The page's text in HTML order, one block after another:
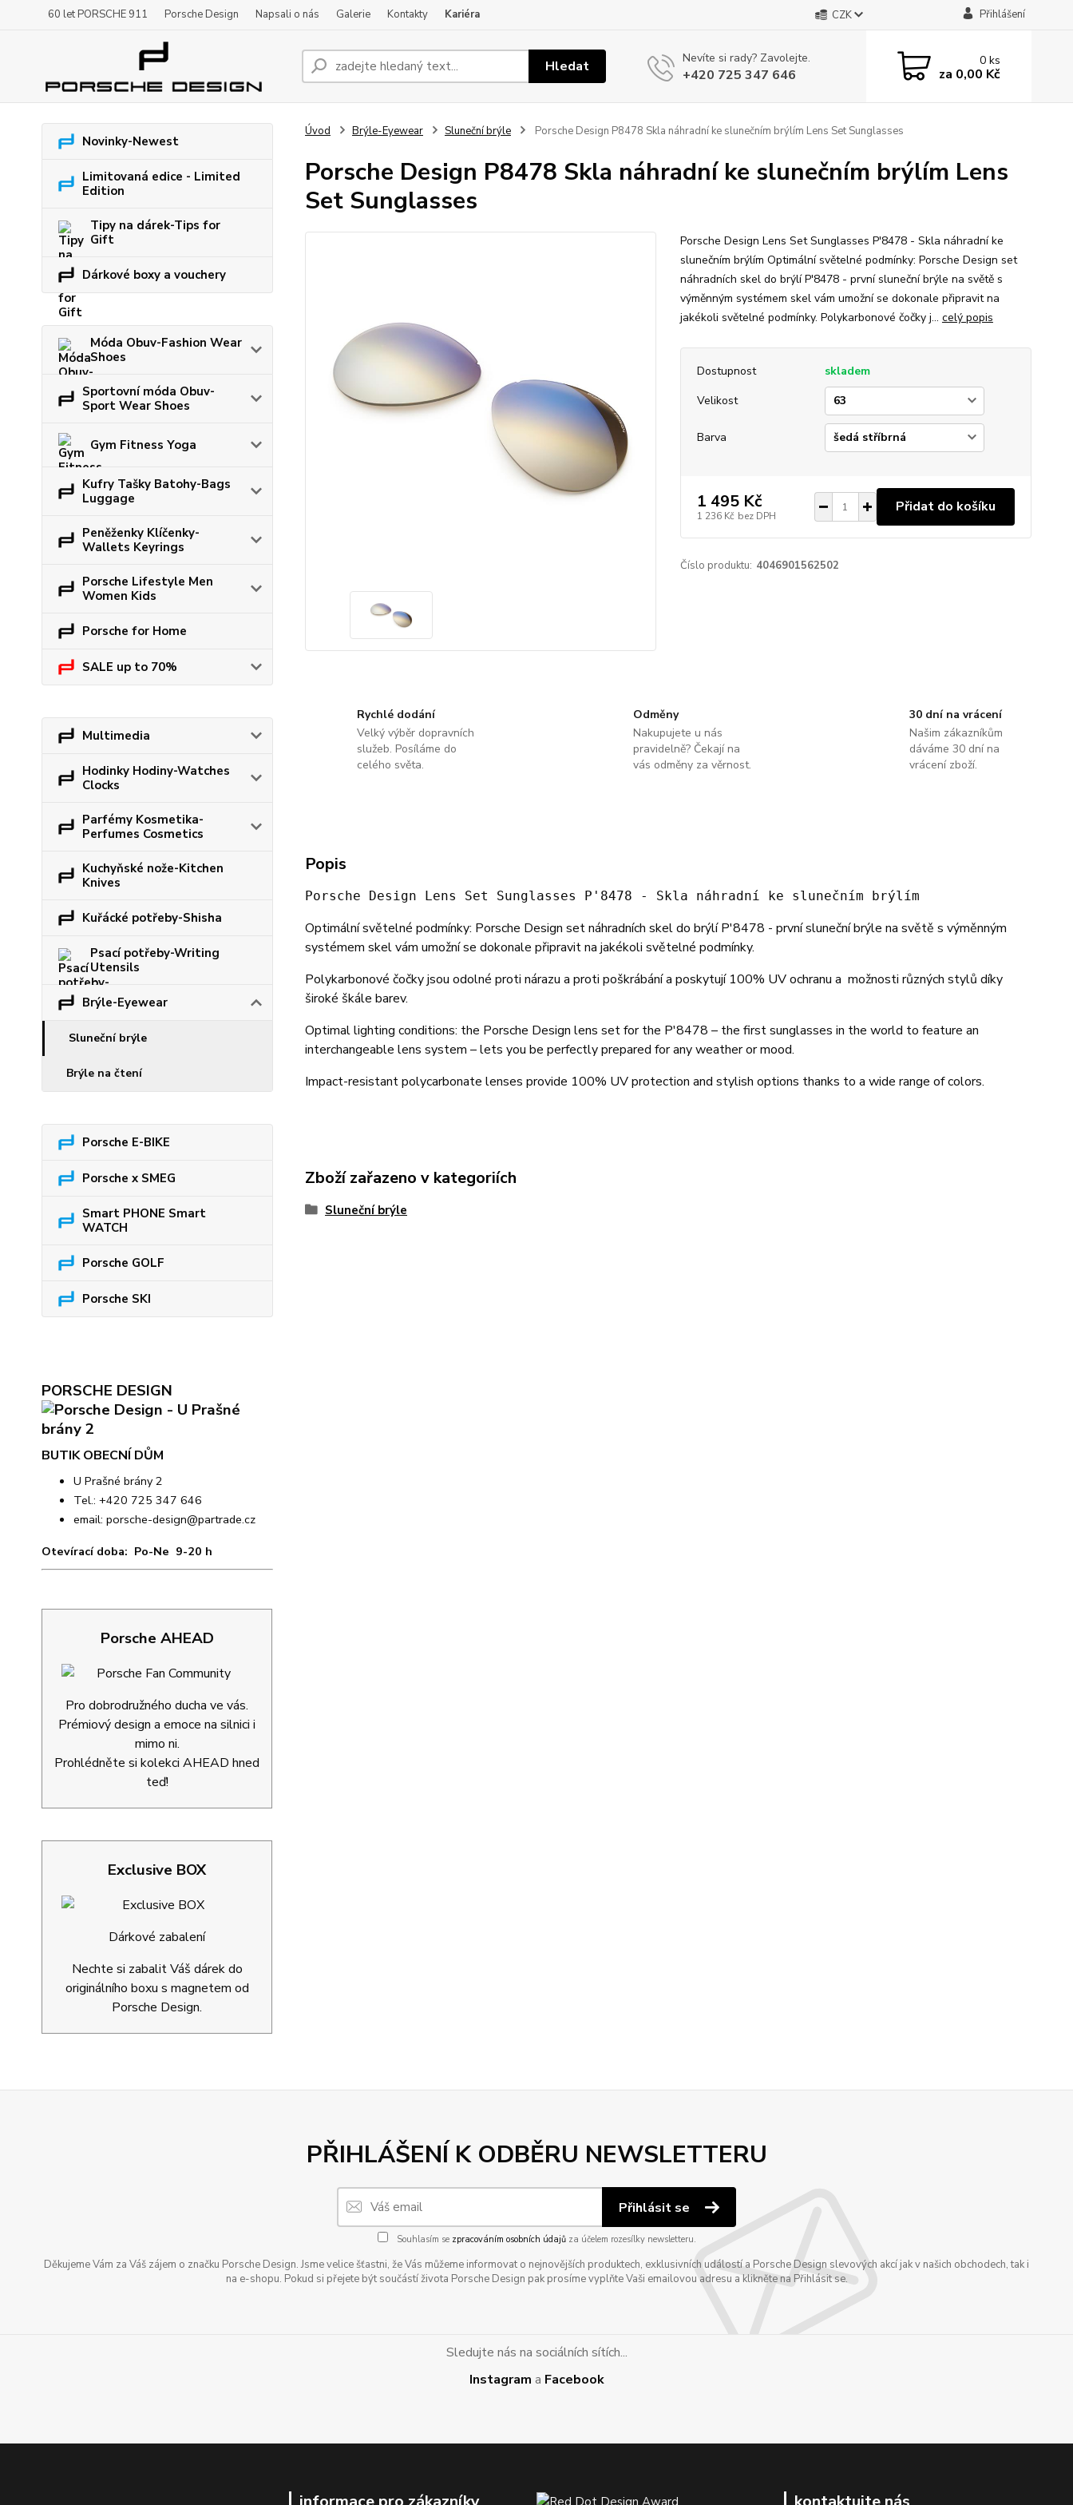
60 let PORSCHE 911 Porsche Design Napsali o nás Galerie Kontakty Kariéra CZK Přihlášení
Hledat Nevíte si rady? Zavolejte.
+420 725 347 646
0ks
za 0,00 Kč
Novinky-Newest
Limitovaná edice - Limited
Edition
Tipy na dárek-Tips for
Gift
Dárkové boxy a vouchery
Móda Obuv-Fashion Wear
Shoes
Sportovní móda Obuv-
Sport Wear Shoes
Gym Fitness Yoga
Kufry Tašky Batohy-Bags
Luggage
Peněženky Klíčenky-
Wallets Keyrings
Porsche Lifestyle Men
Women Kids
Porsche for Home
SALE up to 70%
Multimedia
Hodinky Hodiny-Watches
Clocks
Parfémy Kosmetika-
Perfumes Cosmetics
Kuchyňské nože-Kitchen
Knives
Kuřácké potřeby-Shisha
Psací potřeby-Writing
Utensils
Brýle-Eyewear
Sluneční brýle
Brýle na čtení
Porsche E-BIKE
Porsche x SMEG
Smart PHONE Smart
WATCH
Porsche GOLF
Porsche SKI
PORSCHE DESIGN
BUTIK OBECNÍ DŮM
U Prašné brány 2
Tel.: +420 725 347 646
email: porsche-design@partrade.cz
Otevírací doba: Po-Ne 9-20 h
Porsche AHEAD
Pro dobrodružného ducha ve vás.
Prémiový design a emoce na silnici i
mimo ni.
Prohlédněte si kolekci AHEAD hned
teď!
Exclusive BOX
Dárkové zabalení
Nechte si zabalit Váš dárek do
originálního boxu s magnetem od
Porsche Design.
Úvod Brýle-Eyewear Sluneční brýle Porsche Design P8478 Skla náhradní ke slunečním brýlím Lens Set Sunglasses
Porsche Design P8478 Skla náhradní ke slunečním brýlím Lens
Set Sunglasses
Porsche Design Lens Set Sunglasses P'8478 - Skla náhradní ke
slunečním brýlím Optimální světelné podmínky: Porsche Design set
náhradních skel do brýlí P'8478 - první sluneční brýle na světě s
výměnným systémem skel vám umožní se dokonale připravit na
jakékoli světelné podmínky. Polykarbonové čočky j... celý popis
Dostupnost
skladem
Velikost
Barva
1 495 Kč
1 236 Kč bez DPH
Přidat do košíku
Číslo produktu: 4046901562502
Rychlé dodání
Velký výběr dopravních
služeb. Posíláme do
celého světa.
Odměny
Nakupujete u nás
pravidelně? Čekají na
vás odměny za věrnost.
30 dní na vrácení
Našim zákazníkům
dáváme 30 dní na
vrácení zboží.
Popis
Porsche Design Lens Set Sunglasses P'8478 - Skla náhradní ke slunečním brýlím
Optimální světelné podmínky: Porsche Design set náhradních skel do brýlí P'8478 - první sluneční brýle na světě s výměnným
systémem skel vám umožní se dokonale připravit na jakékoli světelné podmínky.
Polykarbonové čočky jsou odolné proti nárazu a proti poškrábání a poskytují 100% UV ochranu a možnosti různých stylů díky
široké škále barev.
Optimal lighting conditions: the Porsche Design lens set for the P'8478 – the first sunglasses in the world to feature an
interchangeable lens system – lets you be perfectly prepared for any weather or mood.
Impact-resistant polycarbonate lenses provide 100% UV protection and stylish options thanks to a wide range of colors.
Zboží zařazeno v kategoriích
Sluneční brýle
PŘIHLÁŠENÍ K ODBĚRU NEWSLETTERU
Přihlásit se
Souhlasím se zpracováním osobních údajůza účelem rozesílky newsletteru.
Děkujeme Vám za Váš zájem o značku Porsche Design. Jsme velice šťastni, že Vás můžeme informovat o nejnovějších produktech, exklusivních událostí a Porsche Design slevových akcí jak v našich obchodech, tak i
na e-shopu. Pokud si přejete být součástí života Porsche Design pak prosíme vyplňte Vaši emailovou adresu a klikněte na Přihlásit se.
Sledujte nás na sociálních sítích...
Instagram a Facebook